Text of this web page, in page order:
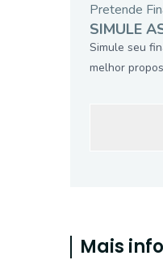
Pretende
SIMULE
Simule seu
melhor
Mais